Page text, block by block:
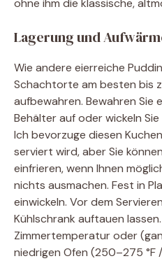
ohne ihm die klassische,
Lagerung und
Wie andere eierreiche
Schachtorte am besten bis
aufbewahren. Bewahren Sie
Behälter auf oder wickeln
Ich bevorzuge diesen
serviert wird, aber Sie
einfrieren, wenn Ihnen
nichts ausmachen. Fest in
einwickeln. Vor dem
Kühlschrank auftauen
Zimmertemperatur oder
niedrigen Ofen (250–275 °F